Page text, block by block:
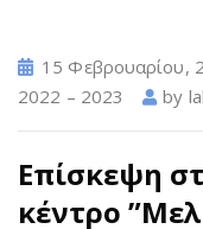
15 Φεβρουαρίου,
2022 – 2023
by
Επίσκεψη
κέντρο